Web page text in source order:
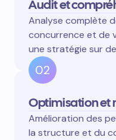
Audit et
Analyse complète
concurrence et de
une stratégie sur
02
Optimisation et
Amélioration des
la structure et du